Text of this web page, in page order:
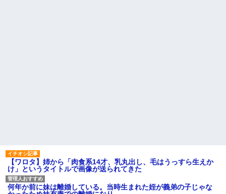
【ワロタ】姉から「肉食系14才、乳丸出し、毛はうっすら生えか
け」というタイトルで画像が送られてきた
何年か前に妹は離婚している。当時生まれた姪が義弟の子じゃな